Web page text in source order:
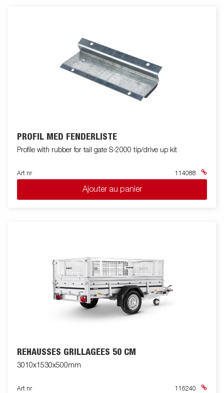
PROFIL MED FENDERLISTE
Profile with rubber for tail gate S-2000 tip/drive up kit
Art nr 114088
Ajouter au panier
REHAUSSES GRILLAGÉES 50 CM
3010x1530x500mm
Art nr 116240